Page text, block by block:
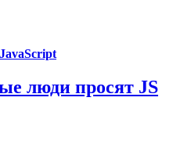
JavaScript
люди просят JS